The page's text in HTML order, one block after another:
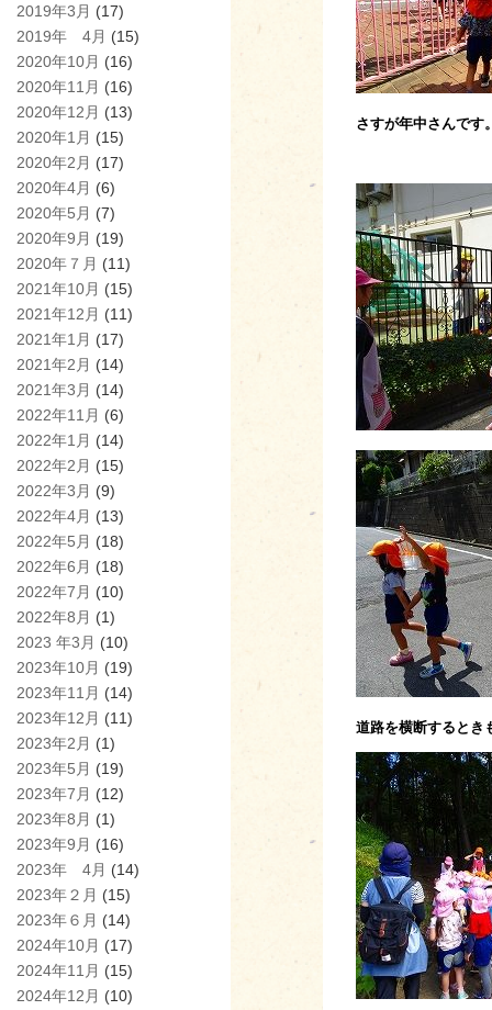
2019年3月 (17)
2019年 4月 (15)
2020年10月 (16)
2020年11月 (16)
2020年12月 (13)
2020年1月 (15)
2020年2月 (17)
2020年4月 (6)
2020年5月 (7)
2020年9月 (19)
2020年７月 (11)
2021年10月 (15)
2021年12月 (11)
2021年1月 (17)
2021年2月 (14)
2021年3月 (14)
2022年11月 (6)
2022年1月 (14)
2022年2月 (15)
2022年3月 (9)
2022年4月 (13)
2022年5月 (18)
2022年6月 (18)
2022年7月 (10)
2022年8月 (1)
2023 年3月 (10)
2023年10月 (19)
2023年11月 (14)
2023年12月 (11)
2023年2月 (1)
2023年5月 (19)
2023年7月 (12)
2023年8月 (1)
2023年9月 (16)
2023年 4月 (14)
2023年２月 (15)
2023年６月 (14)
2024年10月 (17)
2024年11月 (15)
2024年12月 (10)
さすが年中さんです
道路を横断するとき